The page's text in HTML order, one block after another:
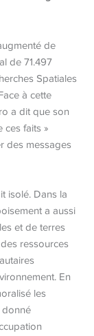
de
de 71.497
Spatiales
à cette
a dit que son
ces faits »
des messages
isolé. Dans la
a aussi
et de terres
ressources
En
les
donné